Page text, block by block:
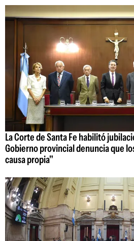
La Corte de Santa Fe habilitó
Gobierno provincial denuncia que
causa propia"